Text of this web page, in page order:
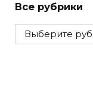
Все рубрики
Все
рубрики